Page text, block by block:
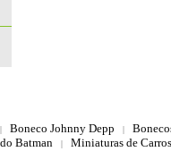
| Boneco Johnny Depp |
Batman | Miniaturas de